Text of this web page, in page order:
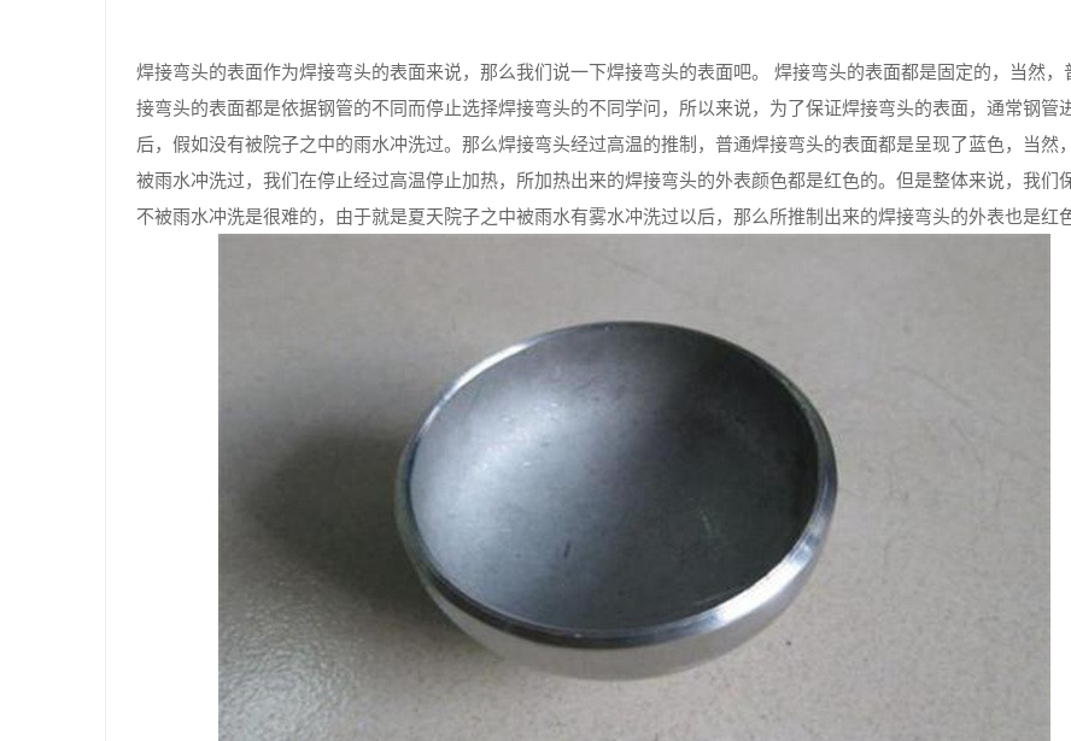
焊接弯头的表面作为焊接弯头的表面来说，那么我们说一下焊接弯头的表面吧。 焊接弯头的表面都是固定的，当然，
接弯头的表面都是依据钢管的不同而停止选择焊接弯头的不同学问，所以来说，为了保证焊接弯头的表面，通常钢管
后，假如没有被院子之中的雨水冲洗过。那么焊接弯头经过高温的推制，普通焊接弯头的表面都是呈现了蓝色，当然
被雨水冲洗过，我们在停止经过高温停止加热，所加热出来的焊接弯头的外表颜色都是红色的。但是整体来说，我们
不被雨水冲洗是很难的，由于就是夏天院子之中被雨水有雾水冲洗过以后，那么所推制出来的焊接弯头的外表也是红色